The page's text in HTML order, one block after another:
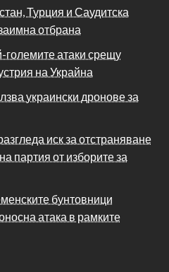
Турция и Саудитска
отбрана
големите атаки срещу
на Украйна
украински дронове за
иск за отстраняване
партия от изборите за
бунтовници
атака в рамките